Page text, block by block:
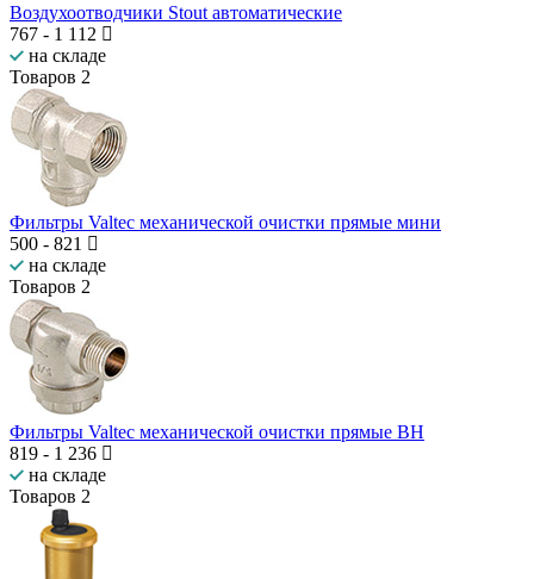
Воздухоотводчики Stout автоматические
767 - 1 112
на складе
Товаров 2
Фильтры Valtec механической очистки прямые мини
500 - 821
на складе
Товаров 2
Фильтры Valtec механической очистки прямые ВН
819 - 1 236
на складе
Товаров 2